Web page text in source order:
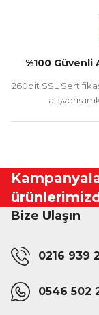
%100 Güvenli
260bit SSL
alışveriş
Bize Ulaşın
0216 939
0546 502